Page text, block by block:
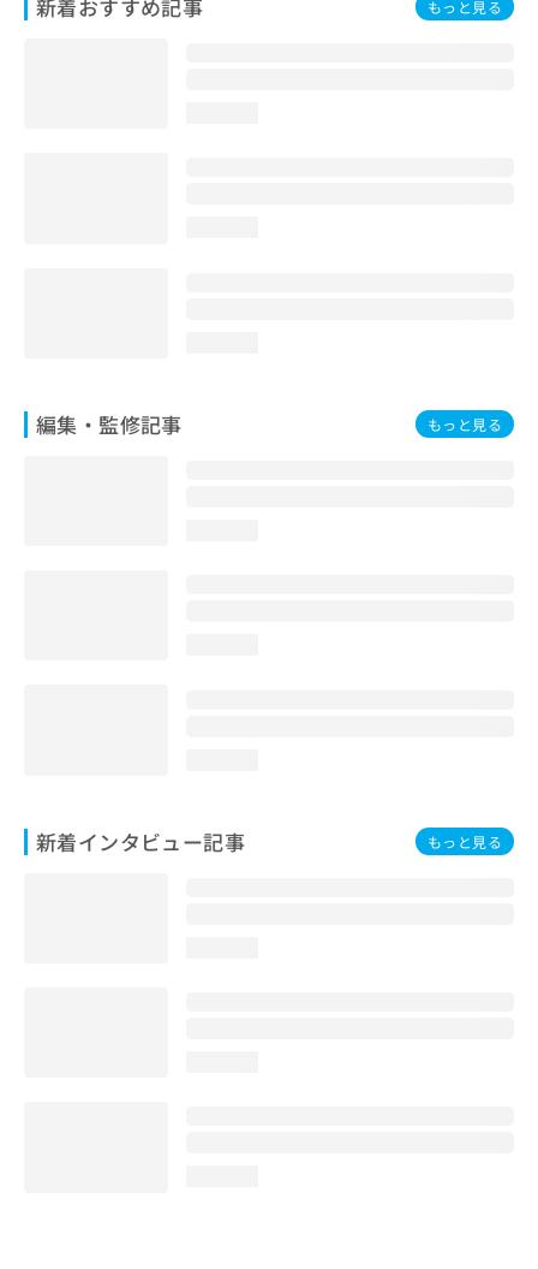
新着おすすめ記事 もっと見る
編集・監修記事 もっと見る
新着インタビュー記事 もっと見る
お